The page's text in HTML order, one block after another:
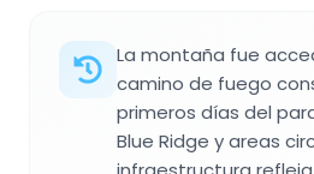
La montaña fue
camino de fuego
primeros días del
Blue Ridge y areas